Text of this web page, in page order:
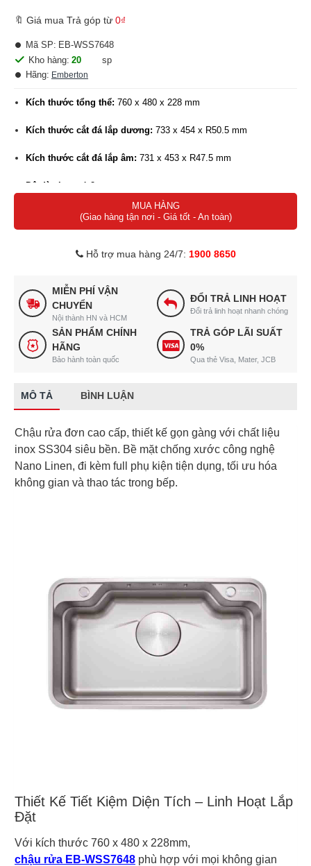
🔖 Giá mua Trả góp từ 0₫
Kho hàng: 20
sp
Hãng: Emberton
Mã SP: EB-WSS7648
Kích thước tổng thể: 760 x 480 x 228 mm
Kích thước cắt đá lắp dương: 733 x 454 x R50.5 mm
Kích thước cắt đá lắp âm: 731 x 453 x R47.5 mm
Độ dày inox: 1.2 mm
Inox SS304
MUA HÀNG
(Giao hàng tận nơi - Giá tốt - An toàn)
Hỗ trợ mua hàng 24/7: 1900 8650
MIỄN PHÍ VẬN
CHUYỂN
Nội thành HN và HCM
ĐỔI TRẢ LINH HOẠT
Đổi trả linh hoạt nhanh chóng
SẢN PHẨM CHÍNH
HÃNG
Bảo hành toàn quốc
TRẢ GÓP LÃI SUẤT
0%
Qua thẻ Visa, Mater, JCB
MÔ TẢ BÌNH LUẬN
Chậu rửa đơn cao cấp, thiết kế gọn gàng với chất liệu
inox SS304 siêu bền. Bề mặt chống xước công nghệ
Nano Linen, đi kèm full phụ kiện tiện dụng, tối ưu hóa
không gian và thao tác trong bếp.
Thiết Kế Tiết Kiệm Diện Tích – Linh Hoạt Lắp
Đặt
Với kích thước 760 x 480 x 228mm,
chậu rửa EB-WSS7648 phù hợp với mọi không gian